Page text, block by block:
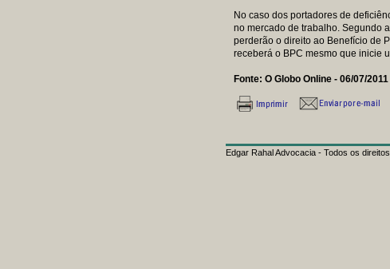
No caso dos portadores de
no mercado de trabalho. Segundo
perderão o direito ao Benefício de
receberá o BPC mesmo que inicie
Fonte: O Globo Online - 06/07/2011
Edgar Rahal Advocacia - Todos os